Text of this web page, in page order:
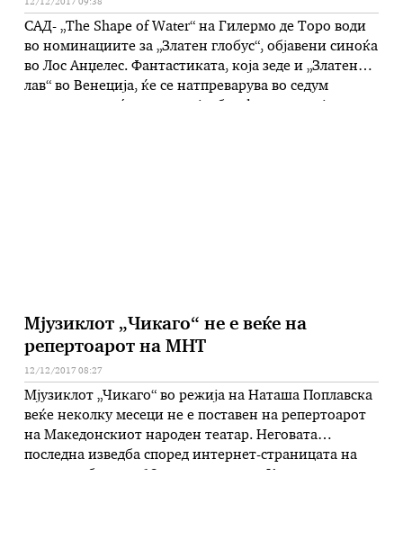
12/12/2017 09:38
САД- „The Shape of Water“ на Гилермо де Торо води
во номинациите за „Златен глобус“, објавени синоќа
во Лос Анџелес. Фантастиката, која зеде и „Златен
лав“ во Венеција, ќе се натпреварува во седум
Мјузиклот „Чикаго“ не е веќе на
репертоарот на МНТ
12/12/2017 08:27
Мјузиклот „Чикаго“ во режија на Наташа Поплавска
веќе неколку месеци не е поставен на репертоарот
на Македонскиот народен театар. Неговата
последна изведба според интернет-страницата на